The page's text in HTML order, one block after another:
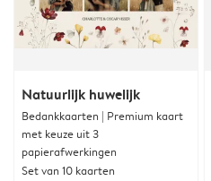
Natuurlijk huwelijk
Bedankkaarten | Premium kaart
met keuze uit 3
papierafwerkingen
Set van 10 kaarten